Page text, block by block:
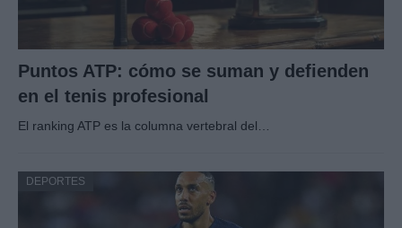
Puntos ATP: cómo se suman y defienden
en el tenis profesional
El ranking ATP es la columna vertebral del…
DEPORTES